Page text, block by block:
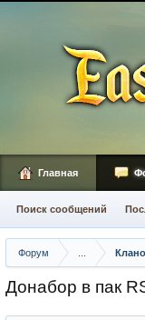
Форум
Донабор в пак
Главная
Поиск сообщений